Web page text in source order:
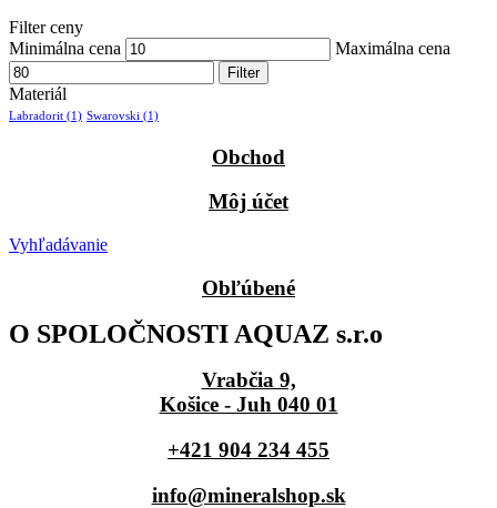
Filter ceny
Minimálna cena
Maximálna cena
Filter
Materiál
Labradorit (1) Swarovski (1)
Obchod
Môj účet
Vyhľadávanie
Obľúbené
O SPOLOČNOSTI AQUAZ s.r.o
Vrabčia 9,
Košice - Juh 040 01
+421 904 234 455
info@mineralshop.sk